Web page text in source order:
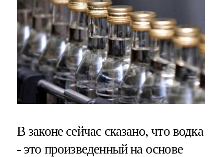
В законе сейчас сказано, что водка
- это произведенный на основе